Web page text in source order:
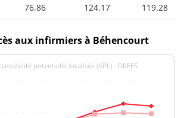
76.86 124.17 119.28
aux infirmiers à Béhencourt
potentielle localisée (APL) - DREES